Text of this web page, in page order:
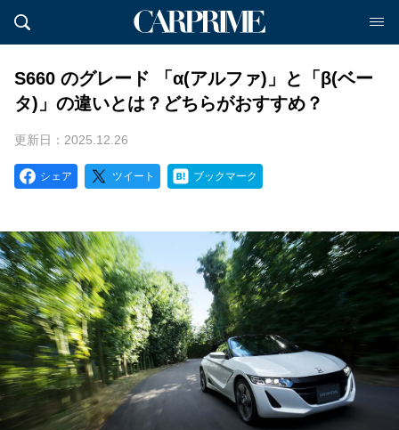
S660 のグレード 「α(アルファ)」と「β(ベー
タ)」の違いとは？どちらがおすすめ？
更新日：2025.12.26
シェア ツイート ブックマーク